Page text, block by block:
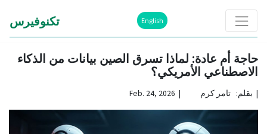
English تكنوفيرس
حاجة أم عادة: لماذا تسرق الصين بيانات من الذكاء
الاصطناعي الأمريكي؟
| بقلم: تامر كرم | Feb. 24, 2026